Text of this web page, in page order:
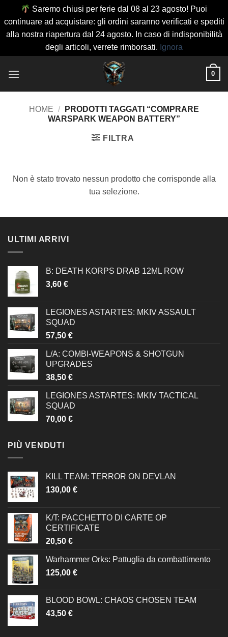
Saremo chiusi per ferie dal 08 al 23 agosto! Puoi
continuare ad acquistare: gli ordini saranno verificati e spediti
alla nostra riapertura dal 24 agosto. In caso di indisponibilità
degli articoli, verrete rimborsati. Ignora
0
HOME /
PRODOTTI TAGGATI “COMPRARE
WARSPARK WEAPON BATTERY”
FILTRA
Non è stato trovato nessun prodotto che corrisponde alla
tua selezione.
ULTIMI ARRIVI
B: DEATH KORPS DRAB 12ML ROW
3,60 €
LEGIONES ASTARTES: MKIV ASSAULT
SQUAD
57,50 €
L/A: COMBI-WEAPONS & SHOTGUN
UPGRADES
38,50 €
LEGIONES ASTARTES: MKIV TACTICAL
SQUAD
70,00 €
PIÙ VENDUTI
KILL TEAM: TERROR ON DEVLAN
130,00 €
K/T: PACCHETTO DI CARTE OP
CERTIFICATE
20,50 €
Warhammer Orks: Pattuglia da combattimento
125,00 €
BLOOD BOWL: CHAOS CHOSEN TEAM
43,50 €